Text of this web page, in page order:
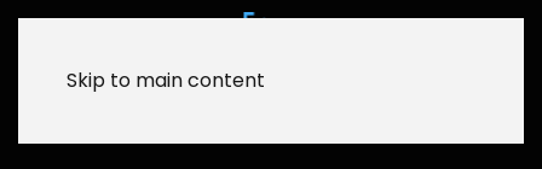
Skip to main content